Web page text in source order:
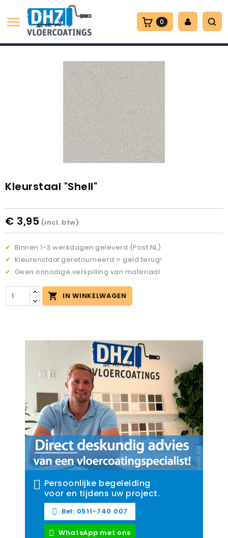
 0
Kleurstaal "Shell"
€ 3,95 (incl. btw)
✔ Binnen 1-3 werkdagen geleverd (Post NL)
✔ Kleurenstaal geretourneerd = geld terug!
✔ Geen onnodige verspilling van materiaal
 IN WINKELWAGEN
Persoonlijke begeleiding
voor en tijdens uw project.
Bel: 0511-740 007
WhatsApp met ons